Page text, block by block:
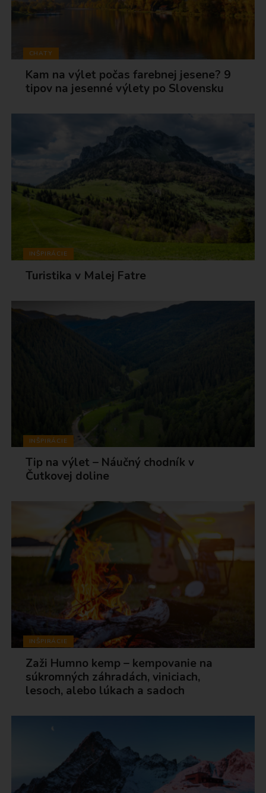
CHATY
Kam na výlet počas farebnej jesene? 9
tipov na jesenné výlety po Slovensku
INŠPIRÁCIE
Turistika v Malej Fatre
INŠPIRÁCIE
Tip na výlet – Náučný chodník v
Čutkovej doline
INŠPIRÁCIE
Zaži Humno kemp – kempovanie na
súkromných záhradách, viniciach,
lesoch, alebo lúkach a sadoch